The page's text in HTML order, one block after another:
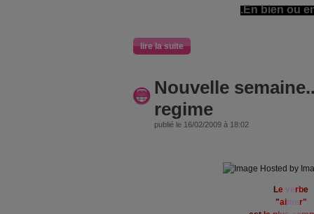
.En bien ou
lire la suite
Nouvelle
regime
publié le 16/02/2009 à 18:02
Le rbe
"aime
r"